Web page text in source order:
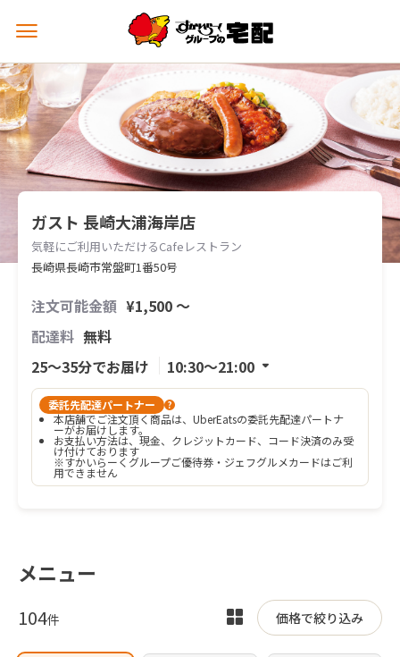
メ
ュ
ー
を
開
く
ガスト 長崎大浦海岸店
気軽にご利用いただけるCafeレストラン
長崎県長崎市常盤町1番50号
注文可能金額 ¥1,500 〜
配達料 無料
25〜35分でお届け
10:30〜21:00
委託先配達パートナー ?
本店舗でご注文頂く商品は、UberEatsの委託先配達パートナ
ーがお届けします。
お支払い方法は、現金、クレジットカード、コード決済のみ受
け付けております
※すかいらーくグループご優待券・ジェフグルメカードはご利
用できません
メニュー
104件
表
価格で絞り込み